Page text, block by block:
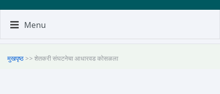
Menu
मुखपृष्ठ >> शेतकरी संघटनेचा आधारवड कोसळला